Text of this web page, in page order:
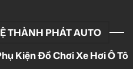
THÀNH PHÁT AUTO
Kiện Đồ Chơi Xe Hơi Ô Tô